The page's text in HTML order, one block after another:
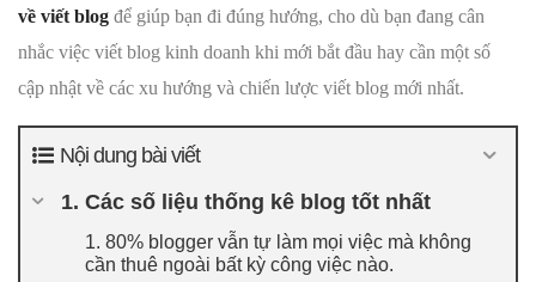
về viết blog để giúp bạn đi đúng hướng, cho dù bạn đang cân
nhắc việc viết blog kinh doanh khi mới bắt đầu hay cần một số
cập nhật về các xu hướng và chiến lược viết blog mới nhất.
Nội dung bài viết
1. Các số liệu thống kê blog tốt nhất
1. 80% blogger vẫn tự làm mọi việc mà không
cần thuê ngoài bất kỳ công việc nào.